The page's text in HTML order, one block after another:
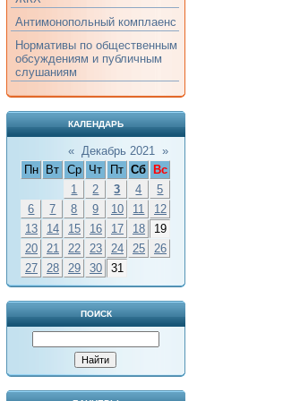
Антимонопольный комплаенс
Нормативы по общественным
обсуждениям и публичным
слушаниям
КАЛЕНДАРЬ
« Декабрь 2021 »
Пн
Вт Ср Чт Пт Сб
Вс
1
2 3 4
5
6
7 8 9 10 11
12
13
14 15 16 17 18
19
20
21 22 23 24 25
26
27
28 29 30 31
ПОИСК